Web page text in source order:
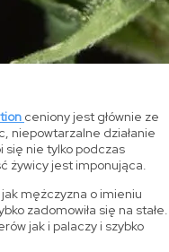
ceniony jest głównie ze
niepowtarzalne działanie
się nie tylko podczas
żywicy jest imponująca.
jak mężczyzna o imieniu
zadomowiła się na stałe.
jak i palaczy i szybko